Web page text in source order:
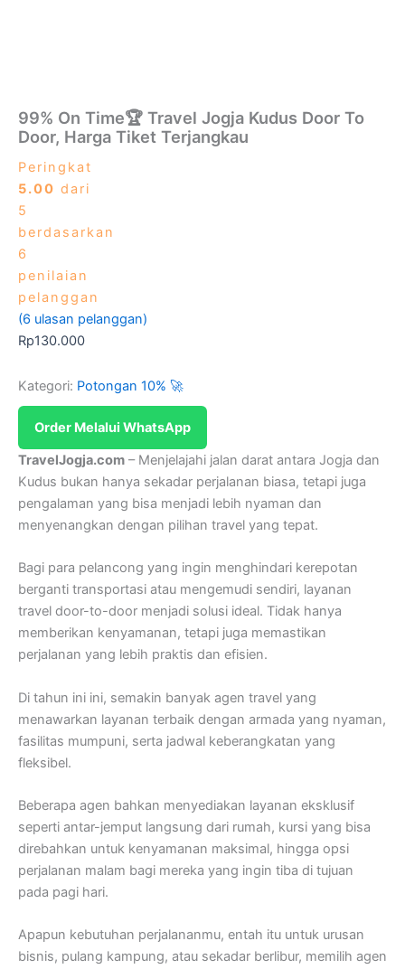
99% On Time🏆 Travel Jogja Kudus Door To
Door, Harga Tiket Terjangkau
Peringkat
5.00 dari
5
berdasarkan
6
penilaian
pelanggan
(6 ulasan pelanggan)
Rp130.000
Kategori: Potongan 10% 🚀
Order Melalui WhatsApp
TravelJogja.com – Menjelajahi jalan darat antara Jogja dan
Kudus bukan hanya sekadar perjalanan biasa, tetapi juga
pengalaman yang bisa menjadi lebih nyaman dan
menyenangkan dengan pilihan travel yang tepat.
Bagi para pelancong yang ingin menghindari kerepotan
berganti transportasi atau mengemudi sendiri, layanan
travel door-to-door menjadi solusi ideal. Tidak hanya
memberikan kenyamanan, tetapi juga memastikan
perjalanan yang lebih praktis dan efisien.
Di tahun ini ini, semakin banyak agen travel yang
menawarkan layanan terbaik dengan armada yang nyaman,
fasilitas mumpuni, serta jadwal keberangkatan yang
fleksibel.
Beberapa agen bahkan menyediakan layanan eksklusif
seperti antar-jemput langsung dari rumah, kursi yang bisa
direbahkan untuk kenyamanan maksimal, hingga opsi
perjalanan malam bagi mereka yang ingin tiba di tujuan
pada pagi hari.
Apapun kebutuhan perjalananmu, entah itu untuk urusan
bisnis, pulang kampung, atau sekadar berlibur, memilih agen